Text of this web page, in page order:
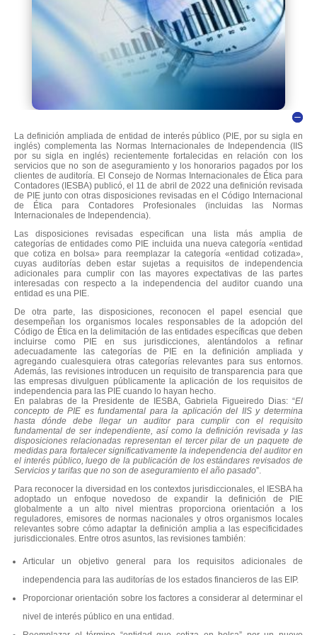
La definición ampliada de entidad de interés público (PIE, por su sigla en
inglés) complementa las Normas Internacionales de Independencia (IIS
por su sigla en inglés) recientemente fortalecidas en relación con los
servicios que no son de aseguramiento y los honorarios pagados por los
clientes de auditoría. El Consejo de Normas Internacionales de Ética para
Contadores (IESBA) publicó, el 11 de abril de 2022 una definición revisada
de PIE junto con otras disposiciones revisadas en el Código Internacional
de Ética para Contadores Profesionales (incluidas las Normas
Internacionales de Independencia).
Las disposiciones revisadas especifican una lista más amplia de
categorías de entidades como PIE incluida una nueva categoría «entidad
que cotiza en bolsa» para reemplazar la categoría «entidad cotizada»,
cuyas auditorías deben estar sujetas a requisitos de independencia
adicionales para cumplir con las mayores expectativas de las partes
interesadas con respecto a la independencia del auditor cuando una
entidad es una PIE.
De otra parte, las disposiciones, reconocen el papel esencial que
desempeñan los organismos locales responsables de la adopción del
Código de Ética en la delimitación de las entidades específicas que deben
incluirse como PIE en sus jurisdicciones, alentándolos a refinar
adecuadamente las categorías de PIE en la definición ampliada y
agregando cualesquiera otras categorías relevantes para sus entornos.
Además, las revisiones introducen un requisito de transparencia para que
las empresas divulguen públicamente la aplicación de los requisitos de
independencia para las PIE cuando lo hayan hecho.
En palabras de la Presidente de IESBA, Gabriela Figueiredo Dias: “El
concepto de PIE es fundamental para la aplicación del IIS y determina
hasta dónde debe llegar un auditor para cumplir con el requisito
fundamental de ser independiente, así como la definición revisada y las
disposiciones relacionadas representan el tercer pilar de un paquete de
medidas para fortalecer significativamente la independencia del auditor en
el interés público, luego de la publicación de los estándares revisados de
Servicios y tarifas que no son de aseguramiento el año pasado”.
Para reconocer la diversidad en los contextos jurisdiccionales, el IESBA ha
adoptado un enfoque novedoso de expandir la definición de PIE
globalmente a un alto nivel mientras proporciona orientación a los
reguladores, emisores de normas nacionales y otros organismos locales
relevantes sobre cómo adaptar la definición amplia a las especificidades
jurisdiccionales. Entre otros asuntos, las revisiones también:
Articular un objetivo general para los requisitos adicionales de
independencia para las auditorías de los estados financieros de las EIP.
Proporcionar orientación sobre los factores a considerar al determinar el
nivel de interés público en una entidad.